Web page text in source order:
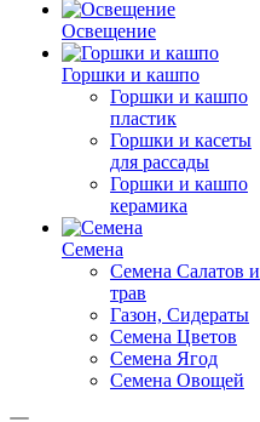
Освещение
Горшки и кашпо
Горшки и кашпо
пластик
Горшки и касеты
для рассады
Горшки и кашпо
керамика
Семена
Семена Салатов и
трав
Газон, Сидераты
Семена Цветов
Семена Ягод
Семена Овощей